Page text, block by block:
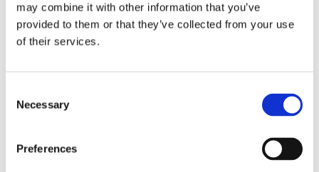
may combine it with other information that you’ve
provided to them or that they’ve collected from your use
of their services.
Selection
Necessary
Preferences
Snelle levering uit eigen voorraad
Achteraf betalen met Klarna